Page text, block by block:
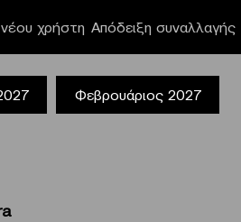
Απόδειξη συναλλαγής
χρήστη
Φεβρουάριος 2027